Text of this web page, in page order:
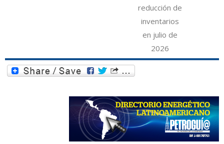
reducción de
inventarios
en julio de
2026